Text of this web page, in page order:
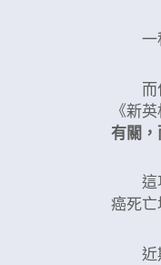
一種
而作
《新
有關，
這項
癌死亡
近期